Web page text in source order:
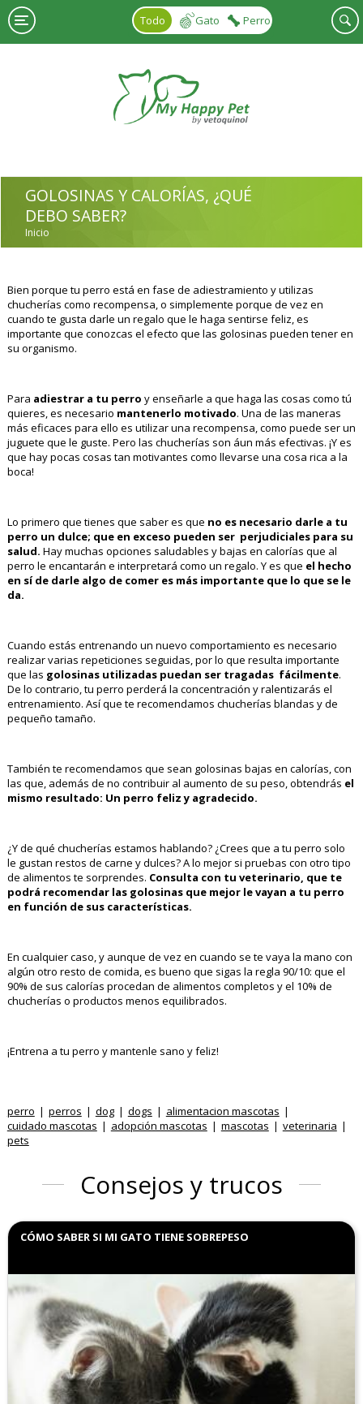
Pasar al contenido principal
Todo
Gato Perro
GOLOSINAS Y CALORÍAS, ¿QUÉ
DEBO SABER?
USTED ESTÁ AQUÍ
Inicio
Bien porque tu perro está en fase de adiestramiento y utilizas
chucherías como recompensa, o simplemente porque de vez en
cuando te gusta darle un regalo que le haga sentirse feliz, es
importante que conozcas el efecto que las golosinas pueden tener en
su organismo.
Para adiestrar a tu perro y enseñarle a que haga las cosas como tú
quieres, es necesario mantenerlo motivado. Una de las maneras
más eficaces para ello es utilizar una recompensa, como puede ser un
juguete que le guste. Pero las chucherías son áun más efectivas. ¡Y es
que hay pocas cosas tan motivantes como llevarse una cosa rica a la
boca!
Lo primero que tienes que saber es que no es necesario darle a tu
perro un dulce; que en exceso pueden ser perjudiciales para su
salud. Hay muchas opciones saludables y bajas en calorías que al
perro le encantarán e interpretará como un regalo. Y es que el hecho
en sí de darle algo de comer es más importante que lo que se le
da.
Cuando estás entrenando un nuevo comportamiento es necesario
realizar varias repeticiones seguidas, por lo que resulta importante
que las golosinas utilizadas puedan ser tragadas fácilmente.
De lo contrario, tu perro perderá la concentración y ralentizarás el
entrenamiento. Así que te recomendamos chucherías blandas y de
pequeño tamaño.
También te recomendamos que sean golosinas bajas en calorías, con
las que, además de no contribuir al aumento de su peso, obtendrás el
mismo resultado: Un perro feliz y agradecido.
¿Y de qué chucherías estamos hablando? ¿Crees que a tu perro solo
le gustan restos de carne y dulces? A lo mejor si pruebas con otro tipo
de alimentos te sorprendes. Consulta con tu veterinario, que te
podrá recomendar las golosinas que mejor le vayan a tu perro
en función de sus características.
En cualquier caso, y aunque de vez en cuando se te vaya la mano con
algún otro resto de comida, es bueno que sigas la regla 90/10: que el
90% de sus calorías procedan de alimentos completos y el 10% de
chucherías o productos menos equilibrados.
¡Entrena a tu perro y mantenle sano y feliz!
perro perros dog dogs
alimentacion mascotas
cuidado mascotas
adopción mascotas mascotas
veterinaria
pets
Consejos y trucos
CÓMO SABER SI MI GATO TIENE SOBREPESO